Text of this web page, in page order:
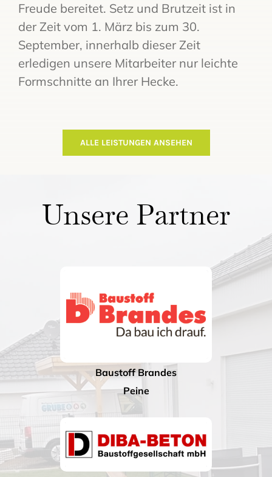
Freude bereitet. Setz und Brutzeit ist in
der Zeit vom 1. März bis zum 30.
September, innerhalb dieser Zeit
erledigen unsere Mitarbeiter nur leichte
Formschnitte an Ihrer Hecke.
ALLE LEISTUNGEN ANSEHEN
Unsere Partner
Baustoff Brandes
Peine